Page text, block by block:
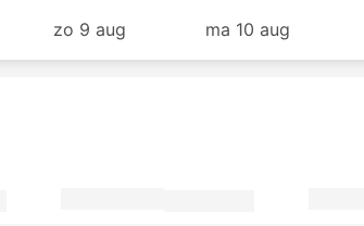
zo 9 aug ma 10 aug